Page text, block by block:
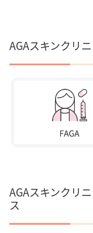
AGAスキンクリ
AGAスキンクリ
ス